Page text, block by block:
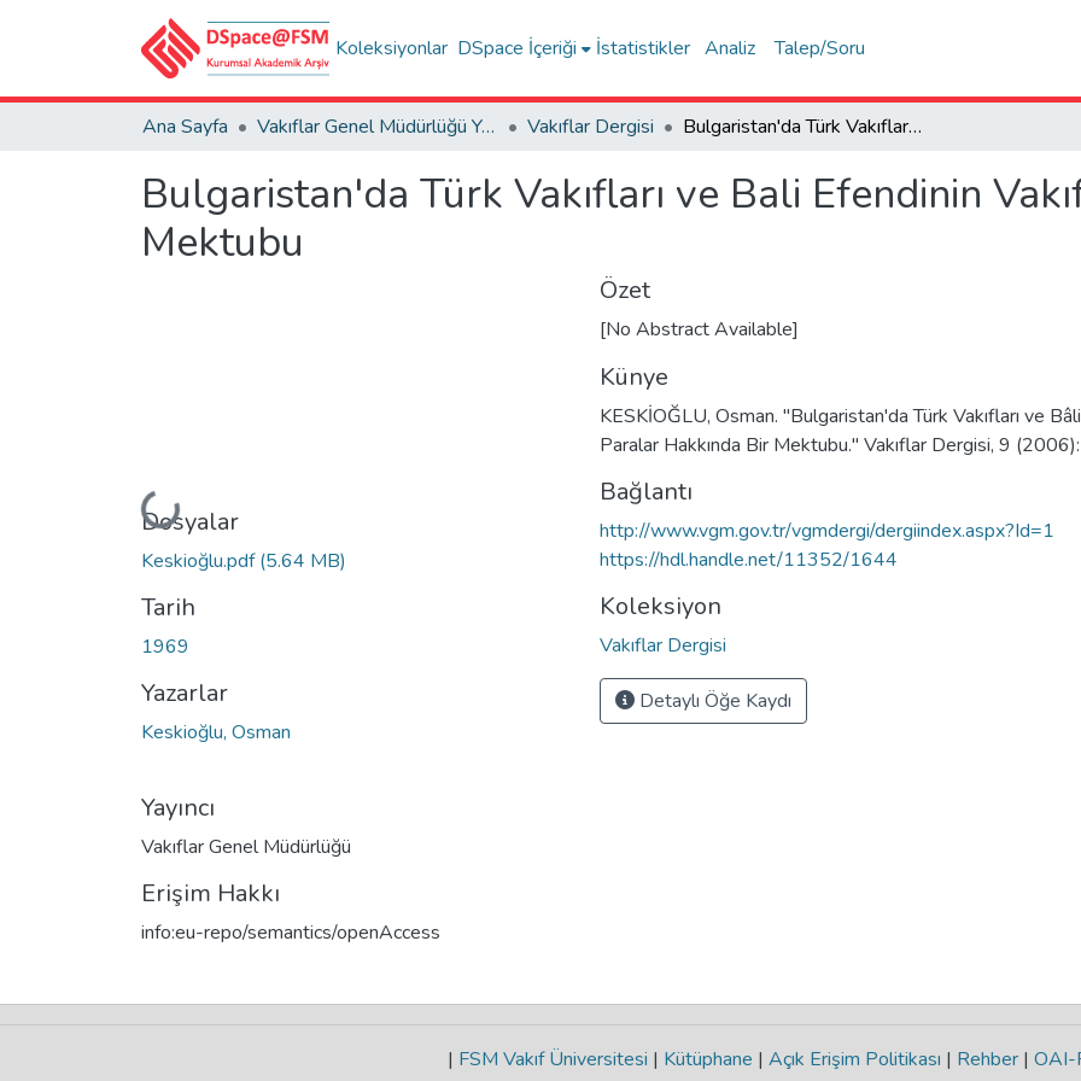
Koleksiyonlar DSpace İçeriği İstatistikler Analiz Talep/Soru
Ana Sayfa Vakıflar Genel Müdürlüğü Yayınları Vakıflar Dergisi Bulgaristan'da Türk Vakıfları ve Bali Efendinin Vakıf Paralar Hakkında Bir Mektubu
Bulgaristan'da Türk Vakıfları ve Bali Efendinin
Mektubu
Yükleniyor...
Dosyalar
Keskioğlu.pdf(5.64 MB)
Tarih
1969
Yazarlar
Keskioğlu, Osman
Yayıncı
Vakıflar Genel Müdürlüğü
Erişim Hakkı
info:eu-repo/semantics/openAccess
Özet
[No Abstract Available]
Künye
KESKİOĞLU, Osman. "Bulgaristan'da Türk Vakıfları ve
Paralar Hakkında Bir Mektubu." Vakıflar Dergisi, 9
Bağlantı
http://www.vgm.gov.tr/vgmdergi/dergiindex.aspx?Id=1
https://hdl.handle.net/11352/1644
Koleksiyon
Vakıflar Dergisi
Detaylı Öğe Kaydı
| FSM Vakıf Üniversitesi | Kütüphane | Açık Erişim Politikası | Rehber | OAI-